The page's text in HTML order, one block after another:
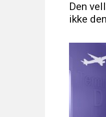
Den
ikke